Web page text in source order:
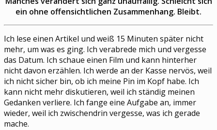
ein ohne offensichtlichen Zusammenhang. Bleibt.
Ich lese einen Artikel und weiß 15 Minuten später nicht
mehr, um was es ging. Ich verabrede mich und vergesse
das Datum. Ich schaue einen Film und kann hinterher
nicht davon erzählen. Ich werde an der Kasse nervös, weil
ich nicht sicher bin, ob ich meine Pin im Kopf habe. Ich
kann nicht mehr diskutieren, weil ich ständig meinen
Gedanken verliere. Ich fange eine Aufgabe an, immer
wieder, weil ich zwischendrin vergesse, was ich gerade
mache.